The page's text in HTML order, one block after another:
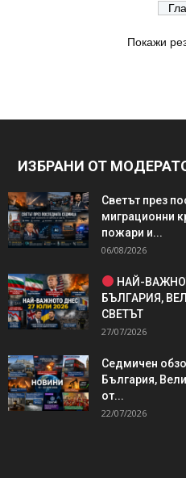
Покажи
ИЗБРАНИ ОТ
Светът през
миграционни
пожари и...
06/08/2026
НАЙ-
БЪЛГАРИЯ,
СВЕТЪТ
27/07/2026
Седмичен
България,
от...
22/07/2026